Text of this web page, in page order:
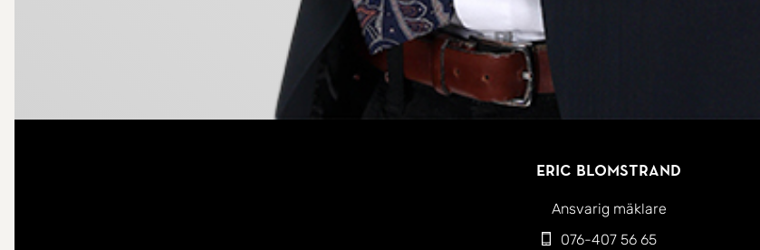
Eric Blomstrand
Ansvarig mäklare
076-407 56 65